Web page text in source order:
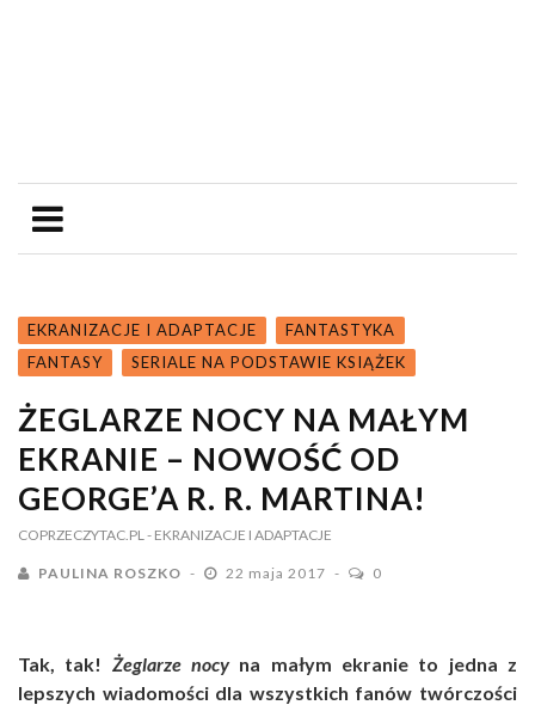
EKRANIZACJE I ADAPTACJE
FANTASTYKA
FANTASY
SERIALE NA PODSTAWIE KSIĄŻEK
ŻEGLARZE NOCY NA MAŁYM
EKRANIE – NOWOŚĆ OD
GEORGE’A R. R. MARTINA!
COPRZECZYTAC.PL - EKRANIZACJE I ADAPTACJE
PAULINA ROSZKO 22 maja 2017 0
Tak, tak! Żeglarze nocy na małym ekranie to jedna z
lepszych wiadomości dla wszystkich fanów twórczości